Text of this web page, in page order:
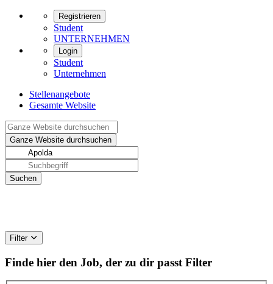
Registrieren
Student
UNTERNEHMEN
Login
Student
Unternehmen
Stellenangebote
Gesamte Website
Filter
Finde hier den Job, der zu dir passt Filter